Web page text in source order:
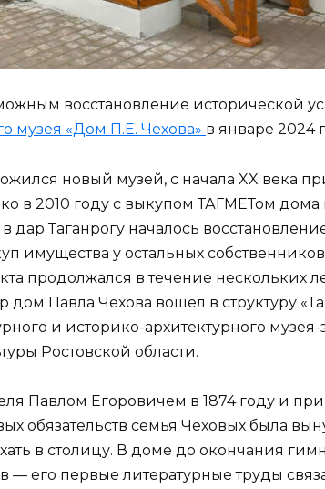
восстановление исторической
музея «Дом П.Е. Чехова» в январе 2024
новый музей, с начала XX века
в 2010 году с выкупом ТАГМЕТом
Таганрогу началось
имущества у остальных
продолжался в течение нескольких
Павла Чехова вошел в структуру
и историко-архитектурного
Ростовской области.
Павлом Егоровичем в 1874 году и
обязательств семья Чеховых была
в столицу. В доме до окончания
— его первые литературные труды